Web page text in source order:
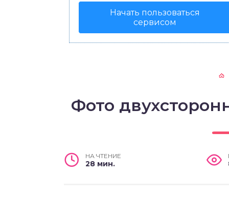
Начать пользоваться
сервисом
Фото
НА ЧТЕНИЕ
28 мин.